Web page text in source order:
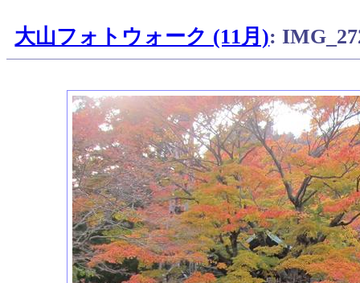
大山フォトウォーク (11月):